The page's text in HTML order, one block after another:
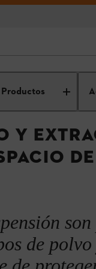
Productos
Y
de
un entorno de